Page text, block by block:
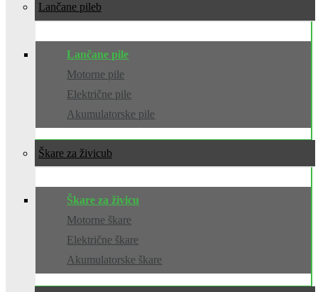
Lančane pile
Lančane pile
Motorne pile
Električne pile
Akumulatorske pile
Škare za živicu
Škare za živicu
Motorne škare
Električne škare
Akumulatorske škare